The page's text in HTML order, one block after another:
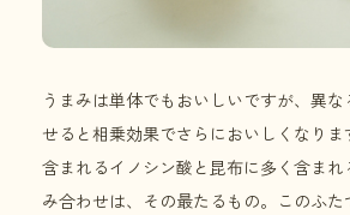
うまみは単体でもおいしいですが、異
せると相乗効果でさらにおいしくなりま
含まれるイノシン酸と昆布に多く含ま
み合わせは、その最たるもの。このふ